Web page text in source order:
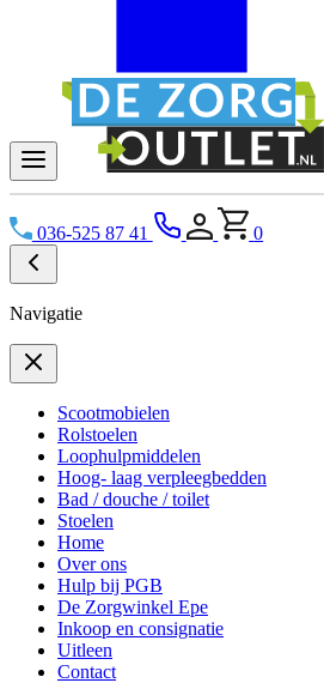
036-525 87 41 0
Navigatie
Scootmobielen
Rolstoelen
Loophulpmiddelen
Hoog- laag verpleegbedden
Bad / douche / toilet
Stoelen
Home
Over ons
Hulp bij PGB
De Zorgwinkel Epe
Inkoop en consignatie
Uitleen
Contact